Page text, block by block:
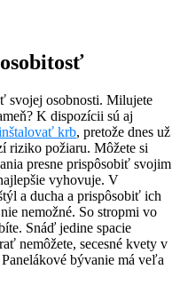
svojej osobnosti. Milujete
K dispozícii sú aj
krb, pretože dnes už
riziko požiaru. Môžete si
presne prispôsobiť svojim
vyhovuje. V
a ducha a prispôsobiť ich
nemožné. So stropmi vo
Snáď jedine spacie
nemôžete, secesné kvety v
bývanie má veľa